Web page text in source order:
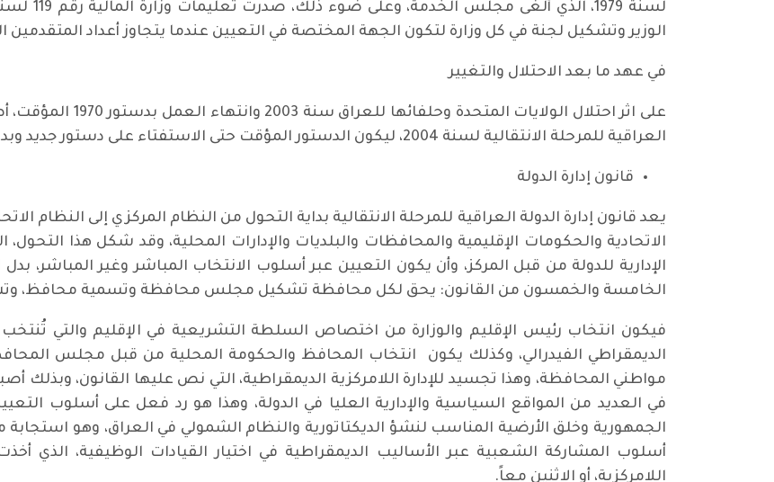
الوزير وتشكيل لجنة في كل وزارة لتكون الجهة المختصة في التعيين عندما يتجاوز أعداد المتقدمين
في عهد ما بعد الاحتلال والتغيير
على اثر احتلال
العراقية للمرحلة الانتقالية لسنة 2004، ليكون الدستور المؤقت حتى الاستفتاء على دستور جديد وبدء سريان العمل بموجبه.
قانون إدارة الدولة
يعد قانون إدارة الدولة العراقية للمرحلة الانتقالية بداية التحول من النظام المركزي إلى النظام
الاتحادية والحكومات الإقليمية والمحافظات والبلديات والإدارات المحلية، وقد شكل هذا
الإدارية للدولة من قبل المركز، وأن يكون التعيين عبر أسلوب الانتخاب المباشر وغير المباشر،
الخامسة والخمسون من القانون: يحق لكل محافظة تشكيل مجلس محافظة وتسمية محافظ،
فيكون انتخاب رئيس الإقليم والوزارة من اختصاص السلطة التشريعية في الإقليم والتي
الديمقراطي الفيدرالي، وكذلك يكون انتخاب المحافظ والحكومة المحلية من قبل مجلس
مواطني المحافظة، وهذا تجسيد للإدارة اللامركزية الديمقراطية، التي نص عليها القانون، وبذلك
في العديد من المواقع السياسية والإدارية العليا في الدولة، وهذا هو رد فعل على أسلوب
الجمهورية وخلق الأرضية المناسب لنشؤ الديكتاتورية والنظام الشمولي في العراق، وهو
أسلوب المشاركة الشعبية عبر الأساليب الديمقراطية في اختيار القيادات الوظيفية، الذي أخذت
اللامركزية، أو الاثنين معاً.